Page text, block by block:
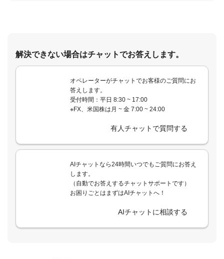
解決できない場合はチャットでお答えします。
オペレーターがチャットでお客様のご質問にお
答えします。
受付時間：平日 8:30 ~ 17:00
※FX、米国株は月 ~ 金 7:00 ~ 24:00
有人チャットで質問する
AIチャットなら24時間いつでもご質問にお答え
します。
（自動でお答えするチャットサポートです）
お困りごとはまずはAIチャットへ！
AIチャットに相談する